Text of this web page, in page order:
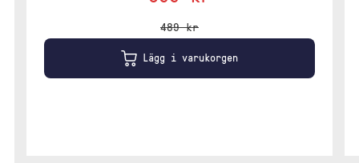
489 kr
Lägg i varukorgen